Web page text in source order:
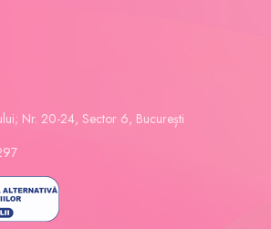
Nr. 20-24, Sector 6, București